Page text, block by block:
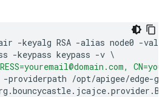
-keyalg RSA -alias node0 -
-keypass keypass -v
-providerpath /opt/apigee/edge-
.bouncycastle. jcajce.provider .